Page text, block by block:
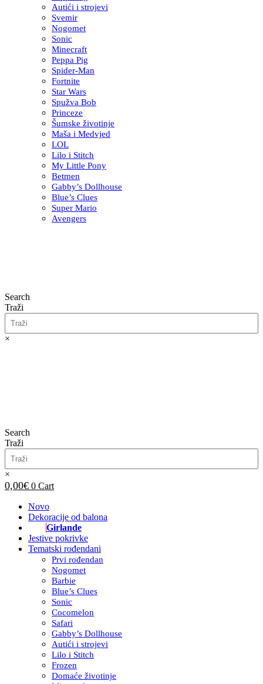
Autići i strojevi
Svemir
Nogomet
Sonic
Minecraft
Peppa Pig
Spider-Man
Fortnite
Star Wars
Spužva Bob
Princeze
Šumske životinje
Maša i Medvjed
LOL
Lilo i Stitch
My Little Pony
Betmen
Gabby’s Dollhouse
Blue’s Clues
Super Mario
Avengers
Search
Traži
×
Search
Traži
×
0,00€ 0 Cart
Novo
Dekoracije od balona
Girlande
Jestive pokrivke
Tematski rođendani
Prvi rođendan
Nogomet
Barbie
Blue’s Clues
Sonic
Cocomelon
Safari
Gabby’s Dollhouse
Autići i strojevi
Lilo i Stitch
Frozen
Domaće životinje